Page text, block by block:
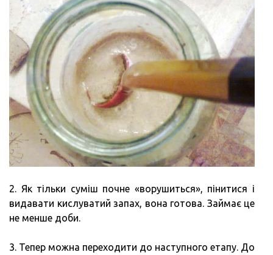
2. Як тільки суміш почне «ворушиться», пінитися і
видавати кислуватий запах, вона готова. Займає це
не менше доби.
3. Тепер можна переходити до наступного етапу. До